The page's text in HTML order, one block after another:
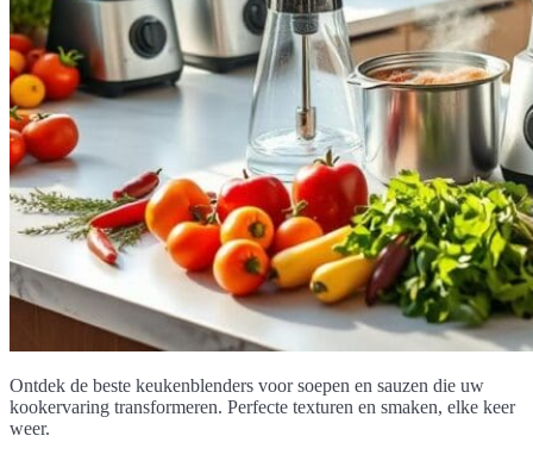
Ontdek de beste keukenblenders voor soepen en sauzen die uw
kookervaring transformeren. Perfecte texturen en smaken, elke keer
weer.